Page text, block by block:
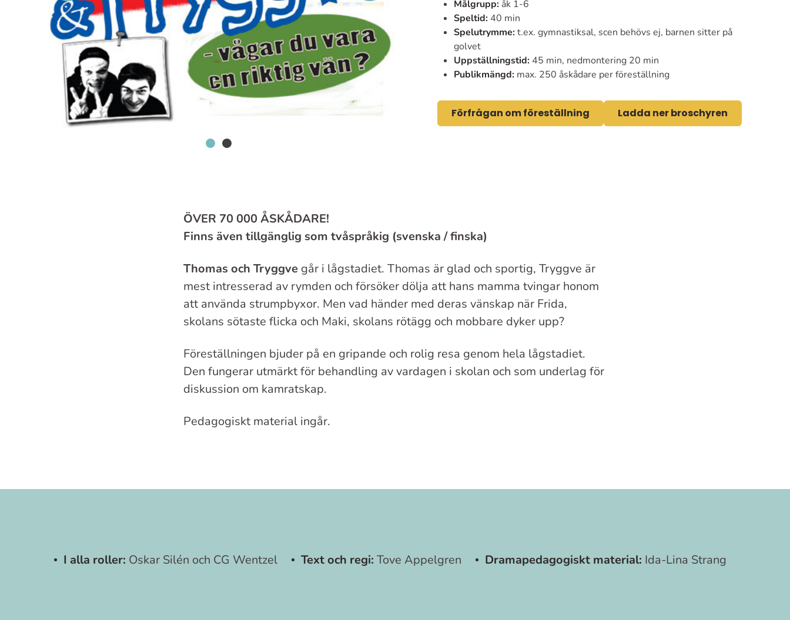
Målgrupp: åk 1-6
Speltid: 40 min
Spelutrymme:t.ex. gymnastiksal, scen behövs ej, barnen sitter på
golvet
Uppställningstid: 45 min, nedmontering 20 min
Publikmängd: max. 250 åskådare per föreställning
Förfrågan om föreställning Ladda ner broschyren
ÖVER 70 000 ÅSKÅDARE!
Finns även tillgänglig som tvåspråkig (svenska / finska)
Thomas och Tryggve går i lågstadiet. Thomas är glad och sportig, Tryggve är
mest intresserad av rymden och försöker dölja att hans mamma tvingar honom
att använda strumpbyxor. Men vad händer med deras vänskap när Frida,
skolans sötaste flicka och Maki, skolans rötägg och mobbare dyker upp?
Föreställningen bjuder på en gripande och rolig resa genom hela lågstadiet.
Den fungerar utmärkt för behandling av vardagen i skolan och som underlag för
diskussion om kamratskap.
Pedagogiskt material ingår.
I alla roller: Oskar Silén och CG Wentzel Text och regi: Tove Appelgren Dramapedagogiskt material: Ida-Lina Strang